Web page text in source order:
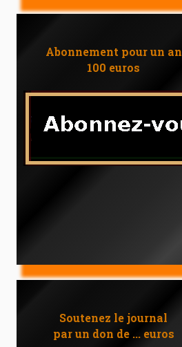
Abonnement pour un an
100 euros
Soutenez le journal
par un don de ... euros